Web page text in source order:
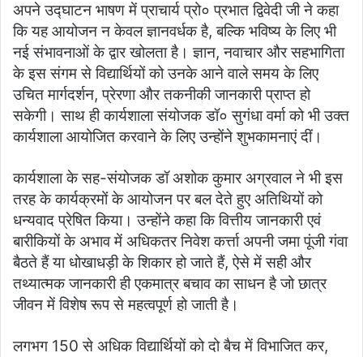
अपने उद्घाटन भाषण में प्राचार्य प्रो० प्रभात द्विवेदी जी ने कहा
कि यह आयोजन न केवल ज्ञानवर्धक है, बल्कि भविष्य के लिए भी
नई संभावनाओं के द्वार खोलता है। ज्ञान, नवाचार और सहभागिता
के इस संगम से विद्यार्थियों को उनके आने वाले समय के लिए
उचित मार्गदर्शन, प्रेरणा और तकनीकी जानकारी प्राप्त हो
सकेगी। साथ ही कार्यशाला संयोजक डॉ० सुगंधा वर्मा को भी उक्त
कार्यशाला आयोजित करवाने के लिए उन्होंने शुभकामनाएं दीं।
कार्यशाला के सह-संयोजक डॉ अशोक कुमार अग्रवाल ने भी इस
तरह के कार्यक्रमों के आयोजन पर बल देते हुए अतिथियों को
धन्यवाद प्रेषित किया। उन्होंने कहा कि वित्तीय जानकारी एवं
बारीकियों के अभाव में अधिकतर निवेश कर्त्ता अपनी जमा पूंजी गंवा
बैठते हैं या धोखाधड़ी के शिकार हो जाते हैं, ऐसे में सही और
तथ्यात्मक जानकारी ही एकमात्र बचाव का साधन है जो छात्र
जीवन में विशेष रूप से महत्वपूर्ण हो जाती है।
लगभग 150 से अधिक विद्यार्थियों को दो बैच में विभाजित कर,